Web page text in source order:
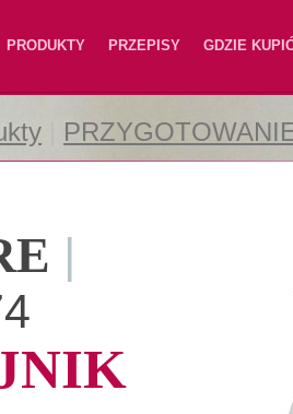
PRODUKTY PRZEPISY GDZIE
|